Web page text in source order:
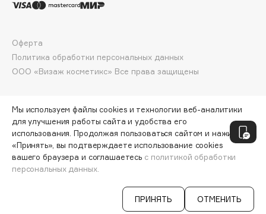
Divage
Dolomit
Dorco
DP Daily Perfection
Dr.Althea
Dr.Ceuracle
Dr.Jart+
DSD de Luxe
Dyson
СООБЩИТЬ О ПОСТУПЛЕНИИ
ООО «Визаж косметикс» Все права защищены
Оферта
Политика обработки персональных данных
Мы используем файлы cookies и технологии веб-аналитики
для улучшения работы сайта и удобства его
использования. Продолжая пользоваться сайтом и нажимая
«Принять», вы подтверждаете использование cookies
вашего браузера и соглашаетесь с политикой обработки
персональных данных.
ПРИНЯТЬ ОТМЕНИТЬ